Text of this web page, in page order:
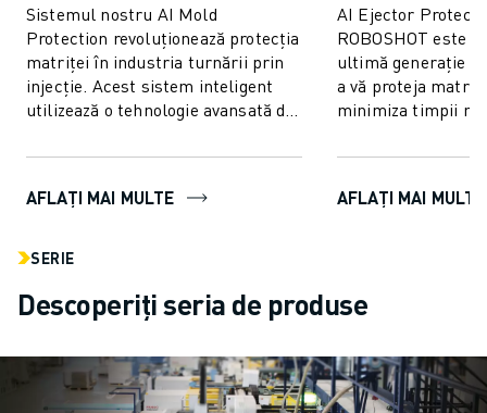
Sistemul nostru AI Mold
Protection revoluționează protecția
matriței în industria turnării prin
injecție. Acest sistem inteligent
utilizează o tehnologie avansată de
AFLAȚI MAI MULTE
AI Ejector
ROBOSHOT este
ultimă generație
a vă proteja
minimiza timpii
controlul ...
AFLAȚI MAI MULTE
SERIE
Descoperiți seria de produse